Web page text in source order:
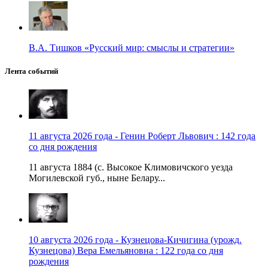
В.А. Тишков «Русский мир: смыслы и стратегии»
Лента событий
11 августа 2026 года - Генин Роберт Львович : 142 года
со дня рождения
11 августа 1884 (с. Высокое Климовичского уезда
Могилевской губ., ныне Белару...
10 августа 2026 года - Кузнецова-Кичигина (урожд.
Кузнецова) Вера Емельяновна : 122 года со дня
рождения